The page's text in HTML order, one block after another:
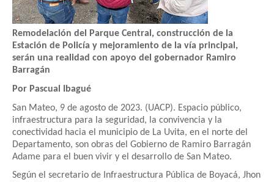
Remodelación del Parque Central, construcción de la
Estación de Policía y mejoramiento de la vía principal,
serán una realidad con apoyo del gobernador Ramiro
Barragán
Por Pascual Ibagué
San Mateo, 9 de agosto de 2023. (UACP). Espacio público,
infraestructura para la seguridad, la convivencia y la
conectividad hacia el municipio de La Uvita, en el norte del
Departamento, son obras del Gobierno de Ramiro Barragán
Adame para el buen vivir y el desarrollo de San Mateo.
Según el secretario de Infraestructura Pública de Boyacá, Jhon